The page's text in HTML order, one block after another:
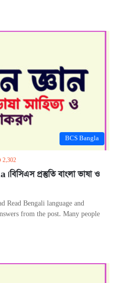
BCS Bangla
2,302
প্রস্তুতি বাংলা ভাষা ও
Read Bengali language and
from the post. Many people